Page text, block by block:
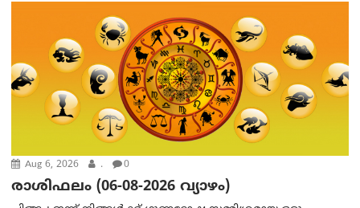
Aug 6, 2026 . 0
രാശിഫലം (06-08-2026 വ്യാഴം)